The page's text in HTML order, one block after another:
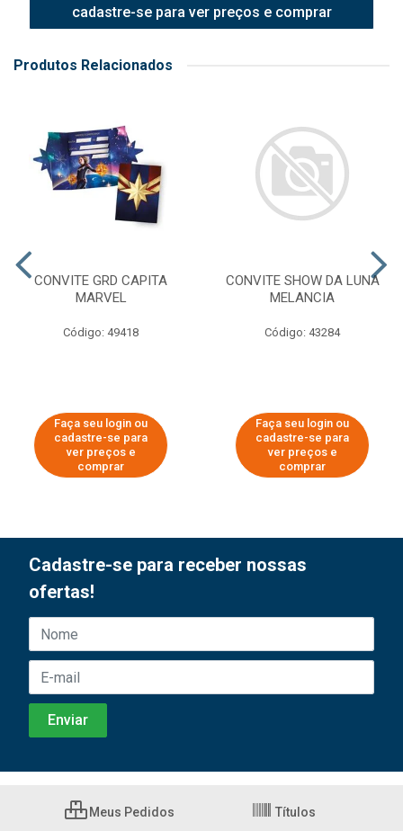
cadastre-se para ver preços e comprar
Produtos Relacionados
CONVITE GRD CAPITA
MARVEL
Código: 49418
Faça seu login ou
cadastre-se para
ver preços e
comprar
CONVITE SHOW DA LUNA
MELANCIA
Código: 43284
Faça seu login ou
cadastre-se para
ver preços e
comprar
Cadastre-se para receber nossas
ofertas!
Meus Pedidos Títulos